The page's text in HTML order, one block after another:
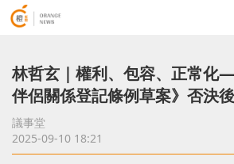
林哲玄｜權利、包容、正常
伴侶關係登記條例草案》否決後
議事堂
2025-09-10 18:21